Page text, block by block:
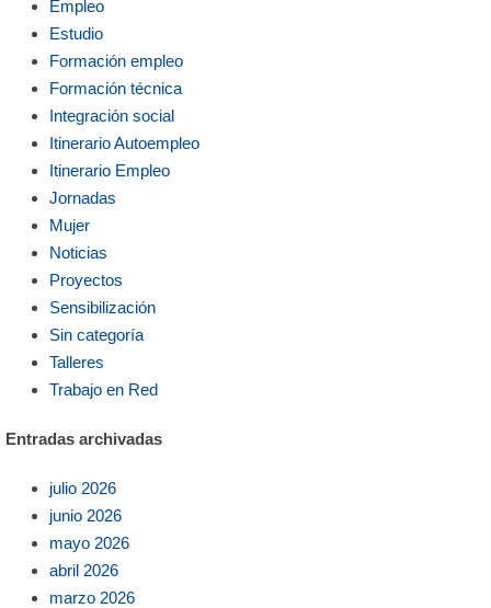
Empleo
Estudio
Formación empleo
Formación técnica
Integración social
Itinerario Autoempleo
Itinerario Empleo
Jornadas
Mujer
Noticias
Proyectos
Sensibilización
Sin categoría
Talleres
Trabajo en Red
Entradas archivadas
julio 2026
junio 2026
mayo 2026
abril 2026
marzo 2026